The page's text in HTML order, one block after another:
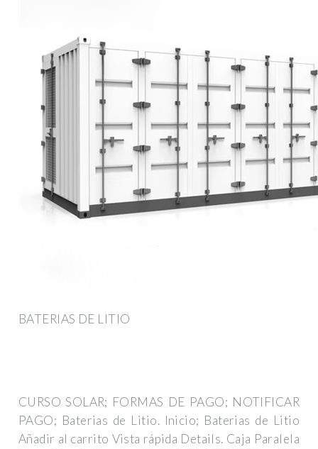
BATERIAS DE LITIO
CURSO SOLAR; FORMAS DE PAGO; NOTIFICAR
PAGO; Baterias de Litio. Inicio; Baterias de Litio
Añadir al carrito Vista rápida Details. Caja Paralela